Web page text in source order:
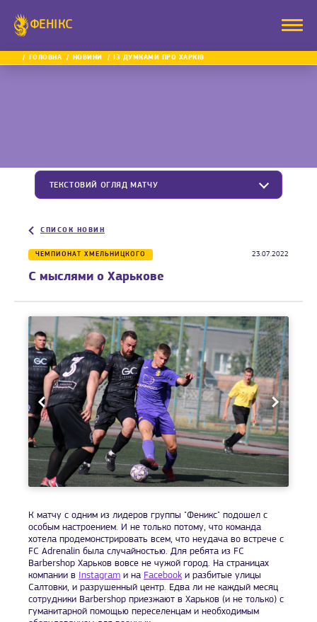
ФЕНІКС
ГОЛОВНА НОВИНИ ІЗ ДУМКАМИ ПРО ХАРКІВ
ТЕКСТОВИЙ ОГЛЯД МАТЧУ
СПИСОК НОВИН
ЧЕМПИОНАТ ХМЕЛЬНИЦКОГО 23.07.2022
С мыслями о Харькове
К матчу с одним из лидеров группы "Феникс" подошел с
особым настроением. И не только потому, что команда
хотела продемонстрировать всем, что неудача во встрече с
FC Adrenalin была случайностью. Для ребята из FC
Barbershop Харьков вовсе не чужой город. На страницах
компании в Instagram и на Facebook и разбитые улицы
Салтовки, и разрушенный центр. Едва ли не каждый месяц
сотрудники Barbershop приезжают в Харьков (и не только) с
гуманитарной помощью переселенцам и необходимым